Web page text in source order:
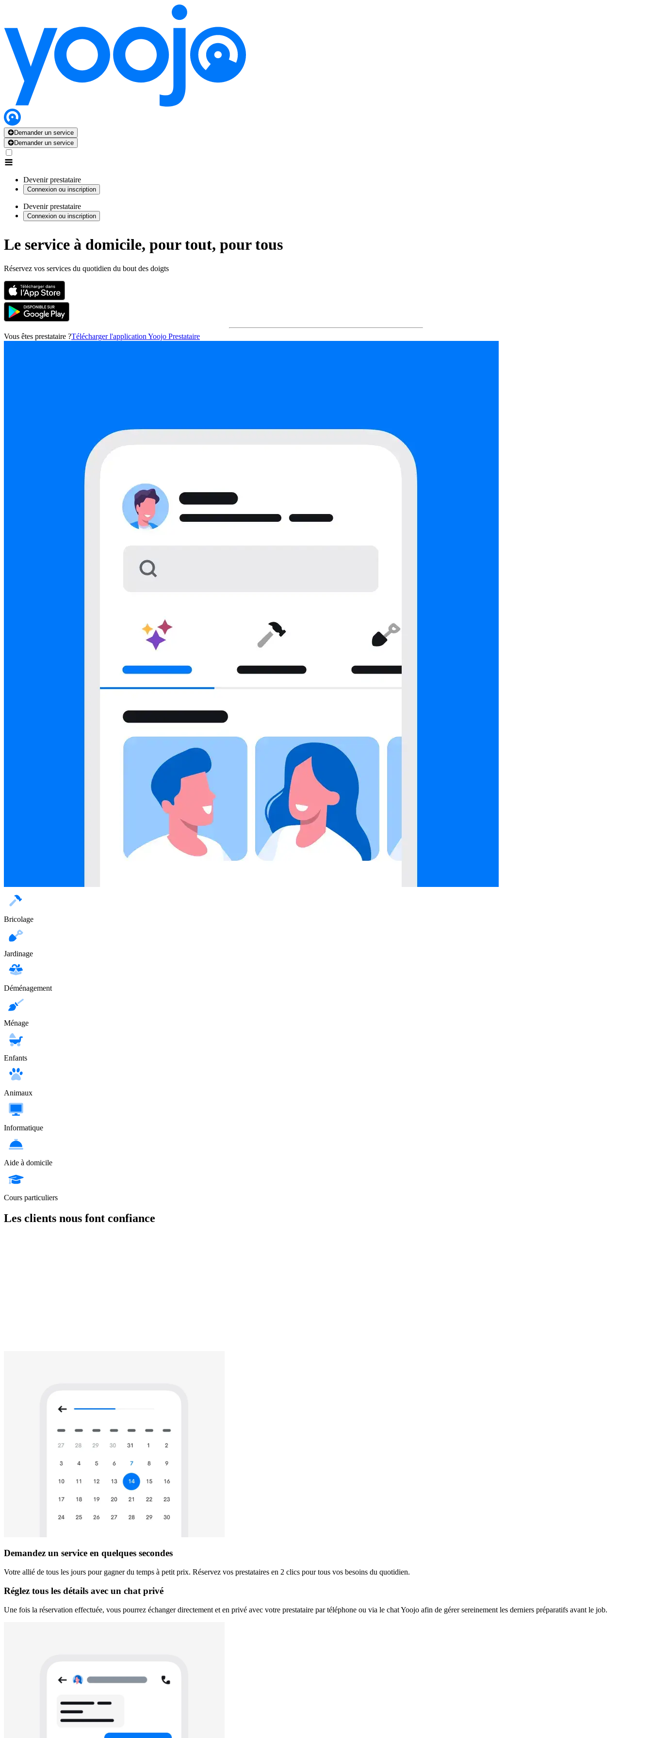
Demander un service
Demander un service
Devenir prestataire
Connexion ou inscription
Devenir prestataire
Connexion ou inscription
Le service à domicile, pour tout, pour tous
Réservez vos services du quotidien du bout des doigts
Vous êtes prestataire ?Télécharger l'application Yoojo Prestataire
Bricolage
Jardinage
Déménagement
Ménage
Enfants
Animaux
Informatique
Aide à domicile
Cours particuliers
Les clients nous font confiance
Demandez un service en quelques secondes
Votre allié de tous les jours pour gagner du temps à petit prix. Réservez vos prestataires en 2 clics pour tous vos besoins du quotidien.
Réglez tous les détails avec un chat privé
Une fois la réservation effectuée, vous pourrez échanger directement et en privé avec votre prestataire par téléphone ou via le chat Yoojo afin de gérer sereinement les derniers préparatifs avant le job.